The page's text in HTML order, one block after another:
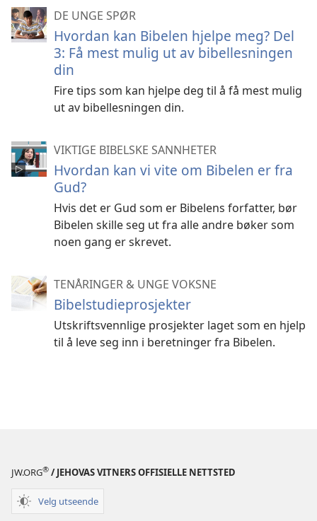
DE UNGE SPØR
Hvordan kan Bibelen hjelpe meg? Del
3: Få mest mulig ut av bibellesningen
din
Fire tips som kan hjelpe deg til å få mest mulig
ut av bibellesningen din.
VIKTIGE BIBELSKE SANNHETER
Hvordan kan vi vite om Bibelen er fra
Gud?
Hvis det er Gud som er Bibelens forfatter, bør
Bibelen skille seg ut fra alle andre bøker som
noen gang er skrevet.
TENÅRINGER & UNGE VOKSNE
Bibelstudieprosjekter
Utskriftsvennlige prosjekter laget som en hjelp
til å leve seg inn i beretninger fra Bibelen.
JW.ORG® / JEHOVAS VITNERS OFFISIELLE NETTSTED
Velg utseende